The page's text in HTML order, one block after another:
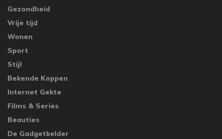
Gezondheid
Vrije tijd
Wonen
Sport
Stijl
Bekende Koppen
Internet Gekte
Films & Series
Beauties
De Gadgetkelder